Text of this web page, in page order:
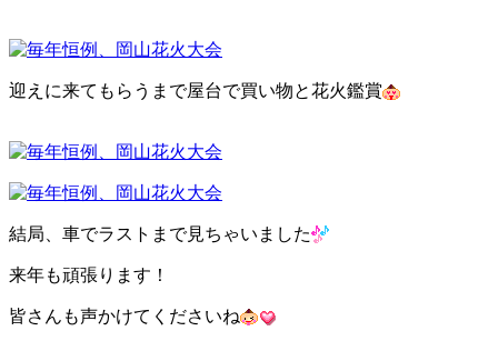
迎えに来てもらうまで屋台で買い物と花火鑑賞
結局、車でラストまで見ちゃいました
来年も頑張ります！
皆さんも声かけてくださいね